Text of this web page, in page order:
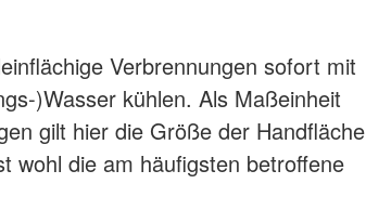
Verbrennungen sofort mit
)Wasser kühlen. Als Maßeinheit
gilt hier die Größe der Handfläche
wohl die am häufigsten betroffene